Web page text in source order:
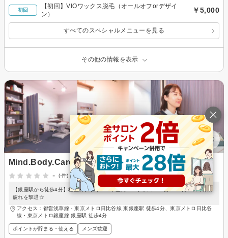
初回
【初回】VIOワックス脱毛（オールオフorデザイ
ン）
￥5,000
すべてのスペシャルメニューを見る
その他の情報を表示
Mind.Body.Care YuJu
-
(-件)
【銀座駅から徒歩4分】極上のプライベート空間 ヘッドスパ60分6600円 ☆年末の
疲れを撃退☆
アクセス：都営浅草線・東京メトロ日比谷線 東銀座駅 徒歩4分、東京メトロ日比谷
線・東京メトロ銀座線 銀座駅 徒歩4分
ポイントが貯まる・使える メンズ歓迎